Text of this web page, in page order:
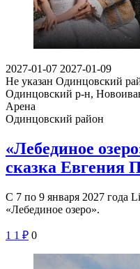
2027-01-07 2027-01-09
Не указан Одинцовский
Одинцовский р-н,
Арена
Одинцовский район
«Лебединое
сказка Евгения
С 7 по 9 января 2027 года
«Лебединое озеро».
1 1 ₽ 0